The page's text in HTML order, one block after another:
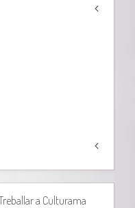
a Culturama